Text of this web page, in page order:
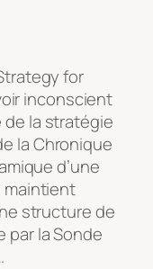
for
inconscient
de la stratégie
la Chronique
d’une
maintient
structure de
par la Sonde